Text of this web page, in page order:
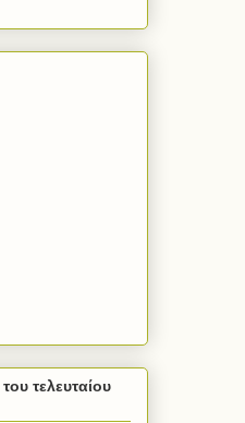
τελευταίου